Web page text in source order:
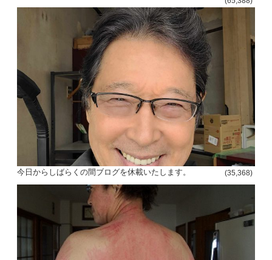
今日からしばらくの間ブログを休載いたします。 (35,368)